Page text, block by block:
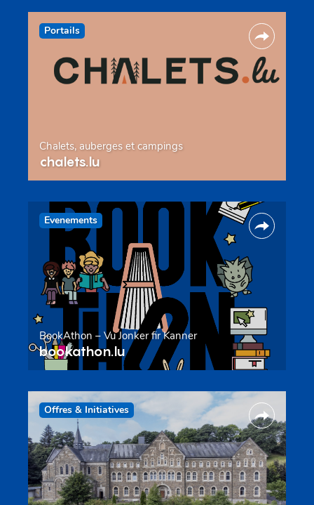
Portails
Chalets, auberges et campings
chalets.lu
Evenements
BookAthon – Vu Jonker fir Kanner
bookathon.lu
Offres & Initiatives